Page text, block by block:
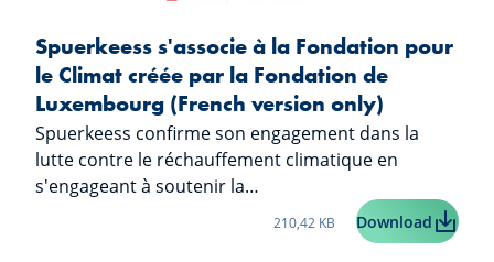
Spuerkeess s'associe à la Fondation pour
le Climat créée par la Fondation de
Luxembourg (French version only)
Spuerkeess confirme son engagement dans la
lutte contre le réchauffement climatique en
s'engageant à soutenir la…
Taille du fichier:
210,42 KB Download